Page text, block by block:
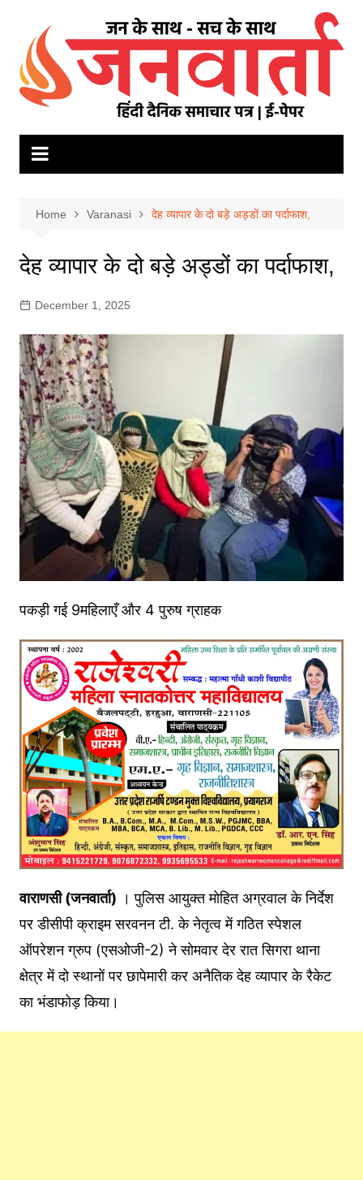
content
Home Varanasi देह व्यापार के दो बड़े अड्डों का पर्दाफाश,
देह व्यापार के दो बड़े अड्डों का पर्दाफाश,
December 1, 2025
पकड़ी गई 9महिलाएँ और 4 पुरुष ग्राहक
वाराणसी (जनवार्ता) । पुलिस आयुक्त मोहित अग्रवाल के निर्देश
पर डीसीपी क्राइम सरवनन टी. के नेतृत्व में गठित स्पेशल
ऑपरेशन ग्रुप (एसओजी-2) ने सोमवार देर रात सिगरा थाना
क्षेत्र में दो स्थानों पर छापेमारी कर अनैतिक देह व्यापार के रैकेट
का भंडाफोड़ किया।